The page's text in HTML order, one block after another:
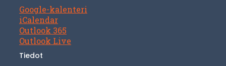
Google-kalenteri
iCalendar
Outlook 365
Outlook Live
Tiedot